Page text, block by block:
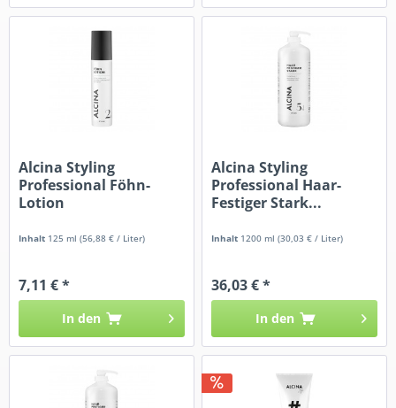
Alcina Styling
Professional Föhn-
Lotion
Inhalt 125 ml(56,88 € / Liter)
7,11 € *
In den
Alcina Styling
Professional Haar-
Festiger Stark...
Inhalt 1200 ml(30,03 € / Liter)
36,03 € *
In den